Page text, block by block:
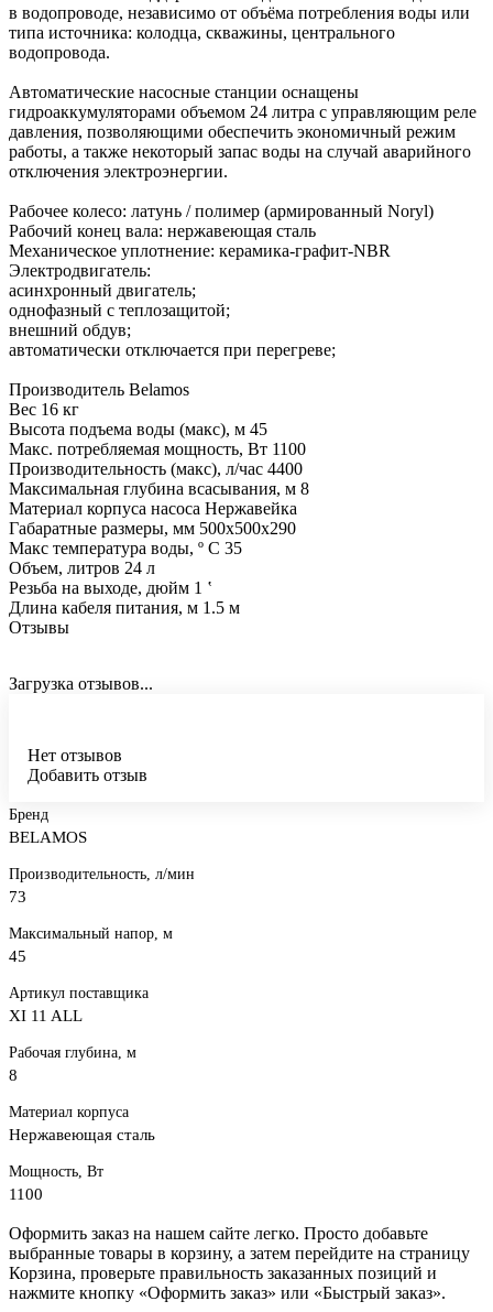
в водопроводе, независимо от объёма потребления воды или
типа источника: колодца, скважины, центрального
водопровода.
Автоматические насосные станции оснащены
гидроаккумуляторами объемом 24 литра с управляющим реле
давления, позволяющими обеспечить экономичный режим
работы, а также некоторый запас воды на случай аварийного
отключения электроэнергии.
Рабочее колесо: латунь / полимер (армированный Noryl)
Рабочий конец вала: нержавеющая сталь
Механическое уплотнение: керамика-графит-NBR
Электродвигатель:
асинхронный двигатель;
однофазный с теплозащитой;
внешний обдув;
автоматически отключается при перегреве;
Производитель Belamos
Вес 16 кг
Высота подъема воды (макс), м 45
Макс. потребляемая мощность, Вт 1100
Производительность (макс), л/час 4400
Максимальная глубина всасывания, м 8
Материал корпуса насоса Нержавейка
Габаратные размеры, мм 500x500x290
Макс температура воды, º С 35
Объем, литров 24 л
Резьба на выходе, дюйм 1 ‛
Длина кабеля питания, м 1.5 м
Отзывы
Загрузка отзывов...
Нет отзывов
Добавить отзыв
Бренд
BELAMOS
Производительность, л/мин
73
Максимальный напор, м
45
Артикул поставщика
XI 11 ALL
Рабочая глубина, м
8
Материал корпуса
Нержавеющая сталь
Мощность, Вт
1100
Оформить заказ на нашем сайте легко. Просто добавьте
выбранные товары в корзину, а затем перейдите на страницу
Корзина, проверьте правильность заказанных позиций и
нажмите кнопку «Оформить заказ» или «Быстрый заказ».